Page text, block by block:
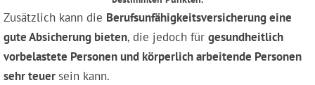
Zusätzlich kann die Berufsunfähigkeitsversicherung eine
gute Absicherung bieten, die jedoch für gesundheitlich
vorbelastete Personen und körperlich arbeitende Personen
sehr teuersein kann.